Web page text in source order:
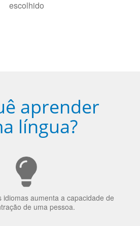
se fluente no idioma
aprender
língua?
idiomas aumenta a capacidade de